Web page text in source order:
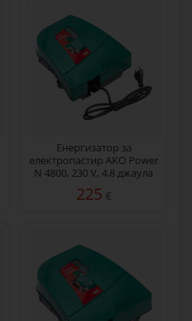
Енергизатор за
електропастир AKO Power
N 4800, 230 V, 4,8 джаула
225 €